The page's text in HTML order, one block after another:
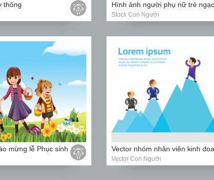
thông
Stock Con Người
mừng lễ Phục sinh
Vector Con Người